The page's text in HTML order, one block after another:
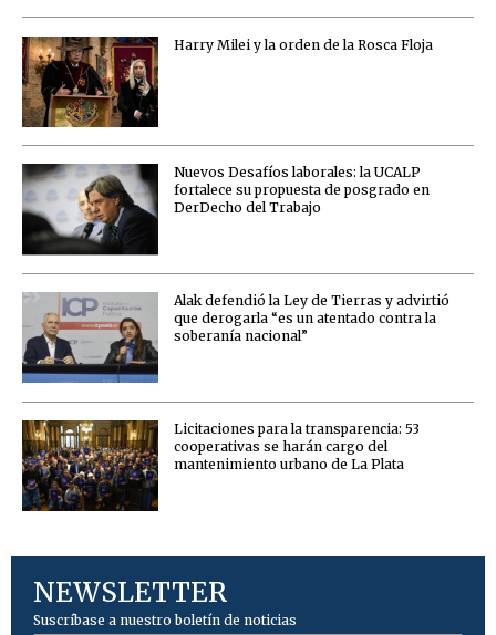
Harry Milei y la orden de la Rosca Floja
Nuevos Desafíos laborales: la UCALP
fortalece su propuesta de posgrado en
DerDecho del Trabajo
Alak defendió la Ley de Tierras y advirtió
que derogarla “es un atentado contra la
soberanía nacional”
Licitaciones para la transparencia: 53
cooperativas se harán cargo del
mantenimiento urbano de La Plata
NEWSLETTER
Suscríbase a nuestro boletín de noticias